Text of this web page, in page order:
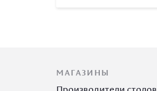
МАГАЗИНЫ